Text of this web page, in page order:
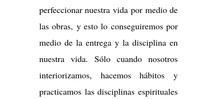
perfeccionar nuestra vida por medio de
las obras, y esto lo conseguiremos por
medio de la entrega y la disciplina en
nuestra vida. Sólo cuando nosotros
interiorizamos, hacemos hábitos y
practicamos las disciplinas espirituales